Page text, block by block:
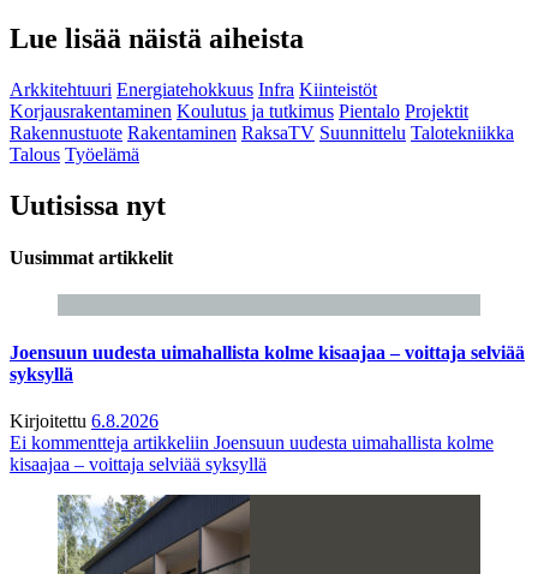
Lue lisää näistä aiheista
Arkkitehtuuri Energiatehokkuus Infra Kiinteistöt
Korjausrakentaminen Koulutus ja tutkimus Pientalo Projektit
Rakennustuote Rakentaminen RaksaTV Suunnittelu Talotekniikka
Talous Työelämä
Uutisissa nyt
Uusimmat artikkelit
Joensuun uudesta uimahallista kolme kisaajaa – voittaja selviää
syksyllä
Kirjoitettu 6.8.2026
Ei kommentteja artikkeliin Joensuun uudesta uimahallista kolme
kisaajaa – voittaja selviää syksyllä